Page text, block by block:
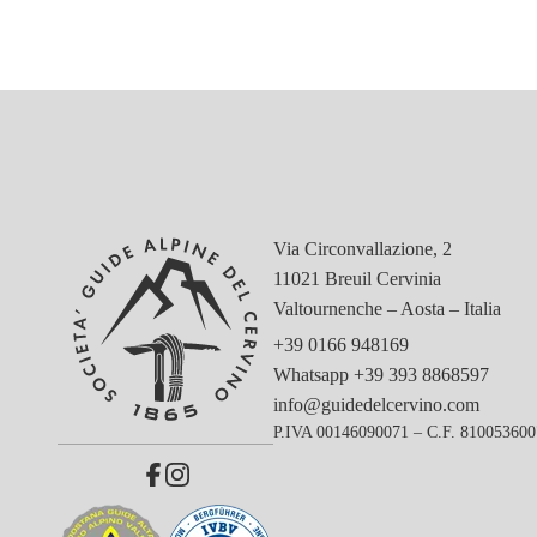
Via Circonvallazione, 2
11021 Breuil Cervinia
Valtournenche – Aosta – Italia
+39 0166 948169
Whatsapp +39 393 8868597
info@guidedelcervino.com
P.IVA 00146090071 – C.F.